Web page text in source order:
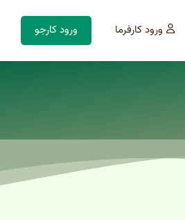
ورود کارفرما ورود کارجو